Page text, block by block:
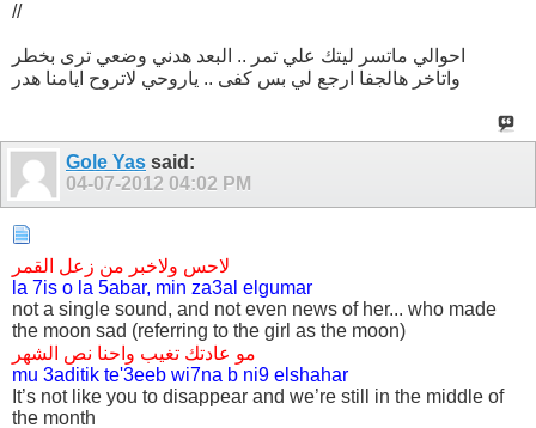
//
احوالي ماتسر ليتك علي تمر .. البعد هدني وضعي ترى بخطر
واتاخر هالجفا ارجع لي بس كفى .. ياروحي لاتروح ايامنا هدر
Gole Yas said:
04-07-2012 04:02 PM
لاحس ولاخبر من زعل القمر
la 7is o la 5abar, min za3al elgumar
not a single sound, and not even news of her... who made
the moon sad (referring to the girl as the moon)
مو عادتك تغيب واحنا نص الشهر
mu 3aditik te'3eeb wi7na b ni9 elshahar
It’s not like you to disappear and we’re still in the middle of
the month